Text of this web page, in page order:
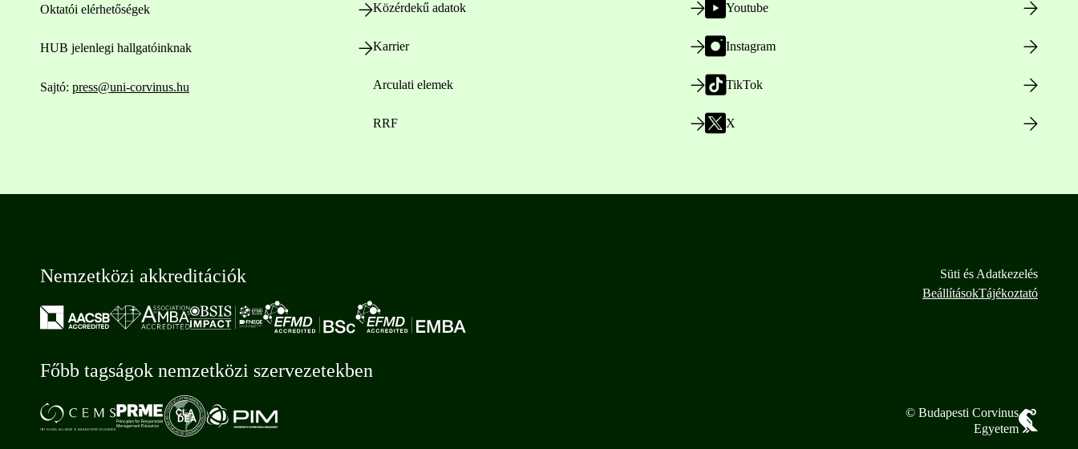
Oktatói elérhetőségek
HUB jelenlegi hallgatóinknak
Sajtó: press@uni-corvinus.hu
Közérdekű adatok
Karrier
Arculati elemek
RRF
Youtube
Instagram
TikTok
X
Nemzetközi akkreditációk
Főbb tagságok nemzetközi szervezetekben
Süti és Adatkezelés
BeállításokTájékoztató
© Budapesti Corvinus
Egyetem